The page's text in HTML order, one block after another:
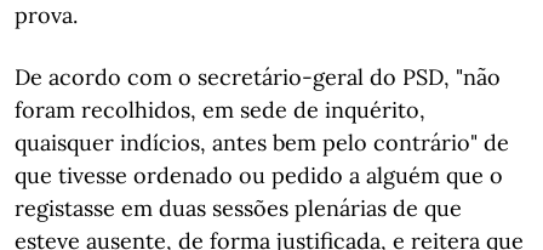
prova.
De acordo com o secretário-geral do PSD, "não
foram recolhidos, em sede de inquérito,
quaisquer indícios, antes bem pelo contrário" de
que tivesse ordenado ou pedido a alguém que o
registasse em duas sessões plenárias de que
esteve ausente, de forma justificada, e reitera que